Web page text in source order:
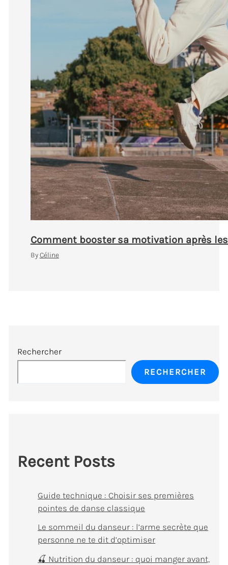
Comment booster sa motivation après
ByCéline
Rechercher
RECHERCHER
Recent Posts
Guide technique : Choisir ses premières
pointes de danse classique
Le sommeil du danseur : l’arme secrète que
personne ne te dit d’optimiser
🍒 Nutrition du danseur : quoi manger avant,